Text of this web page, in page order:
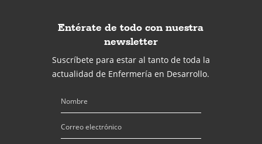
Entérate de todo con nuestra
newsletter
Suscríbete para estar al tanto de toda la
actualidad de Enfermería en Desarrollo.